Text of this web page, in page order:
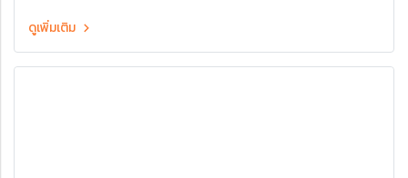
ดูเพิ่มเติม